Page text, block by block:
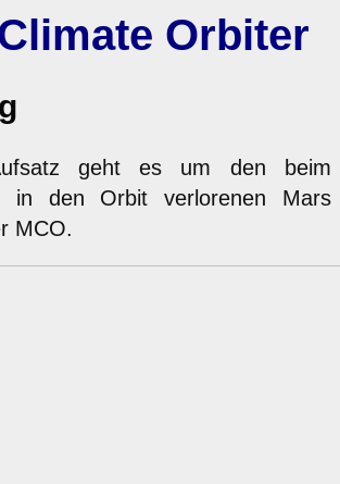
Orbiter
geht es um den beim
in den Orbit verlorenen Mars
MCO.